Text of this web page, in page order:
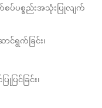
ပစ္စည်းအသုံးပြုလျက်
ရွက်ခြင်း၊
င်ခြင်း၊